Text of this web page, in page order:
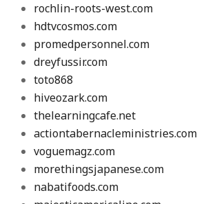
rochlin-roots-west.com
hdtvcosmos.com
promedpersonnel.com
dreyfussir.com
toto868
hiveozark.com
thelearningcafe.net
actiontabernacleministries.com
voguemagz.com
morethingsjapanese.com
nabatifoods.com